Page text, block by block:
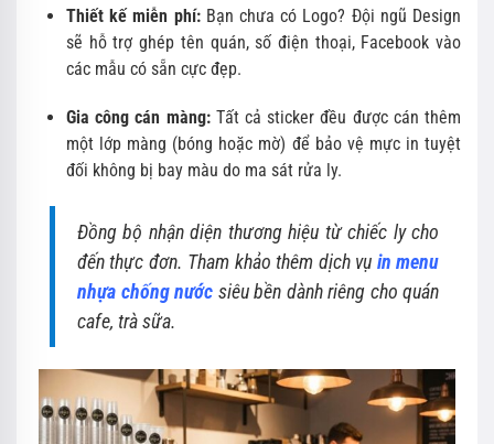
Thiết kế miễn phí:Bạn chưa có Logo? Đội ngũ Design
sẽ hỗ trợ ghép tên quán, số điện thoại, Facebook vào
các mẫu có sẵn cực đẹp.
Gia công cán màng:Tất cả sticker đều được cán thêm
một lớp màng (bóng hoặc mờ) để bảo vệ mực in tuyệt
đối không bị bay màu do ma sát rửa ly.
Đồng bộ nhận diện thương hiệu từ chiếc ly cho
đến thực đơn. Tham khảo thêm dịch vụ in menu
nhựa chống nước siêu bền dành riêng cho quán
cafe, trà sữa.